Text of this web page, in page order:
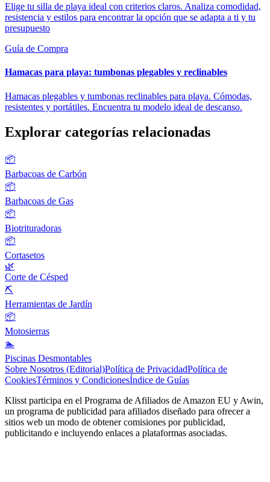
Elige tu silla de playa ideal con criterios claros. Analiza comodidad,
resistencia y estilos para encontrar la opción que se adapta a ti y tu
presupuesto
Guía de Compra
Hamacas para playa: tumbonas plegables y reclinables
Hamacas plegables y tumbonas reclinables para playa. Cómodas,
resistentes y portátiles. Encuentra tu modelo ideal de descanso.
Explorar categorías relacionadas
📦
Barbacoas de Carbón
📦
Barbacoas de Gas
📦
Biotrituradoras
📦
Cortasetos
🌿
Corte de Césped
⛏️
Herramientas de Jardín
📦
Motosierras
🏊
Piscinas Desmontables
Sobre Nosotros (Editorial)Política de PrivacidadPolítica de
CookiesTérminos y CondicionesÍndice de Guías
Klisst participa en el Programa de Afiliados de Amazon EU y Awin,
un programa de publicidad para afiliados diseñado para ofrecer a
sitios web un modo de obtener comisiones por publicidad,
publicitando e incluyendo enlaces a plataformas asociadas.